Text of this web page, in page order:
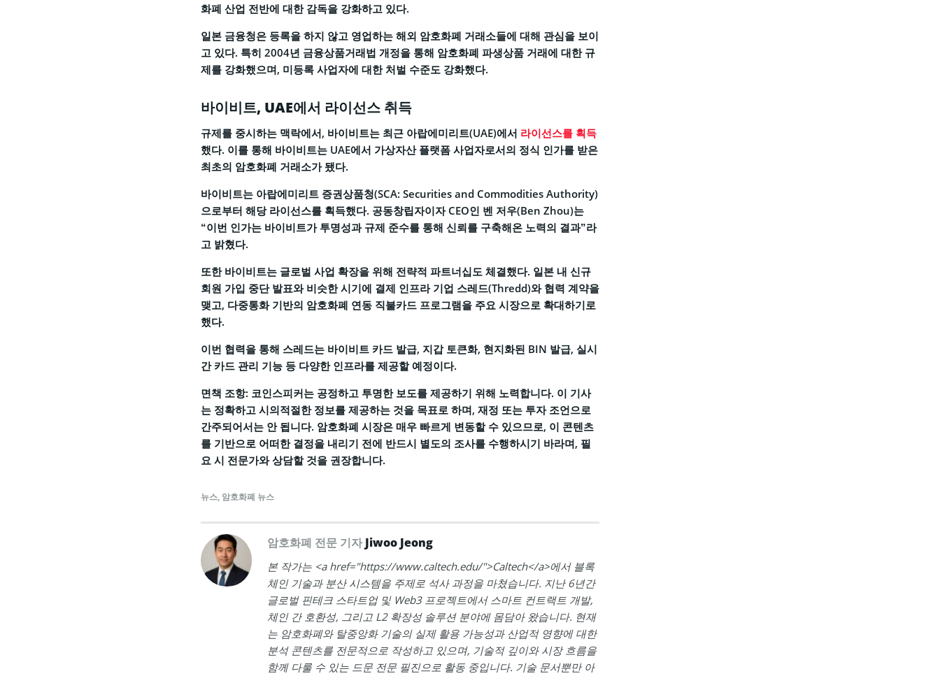
화폐 산업 전반에 대한 감독을 강화하고 있다.
일본 금융청은 등록을 하지 않고 영업하는 해외 암호화폐 거래소들에 대해 관심을 보이
고 있다. 특히 2004년 금융상품거래법 개정을 통해 암호화폐 파생상품 거래에 대한 규
제를 강화했으며, 미등록 사업자에 대한 처벌 수준도 강화했다.
바이비트, UAE에서 라이선스 취득
규제를 중시하는 맥락에서, 바이비트는 최근 아랍에미리트(UAE)에서 라이선스를 획득
했다. 이를 통해 바이비트는 UAE에서 가상자산 플랫폼 사업자로서의 정식 인가를 받은
최초의 암호화폐 거래소가 됐다.
바이비트는 아랍에미리트 증권상품청(SCA: Securities and Commodities Authority)
으로부터 해당 라이선스를 획득했다. 공동창립자이자 CEO인 벤 저우(Ben Zhou)는
“이번 인가는 바이비트가 투명성과 규제 준수를 통해 신뢰를 구축해온 노력의 결과”라
고 밝혔다.
또한 바이비트는 글로벌 사업 확장을 위해 전략적 파트너십도 체결했다. 일본 내 신규
회원 가입 중단 발표와 비슷한 시기에 결제 인프라 기업 스레드(Thredd)와 협력 계약을
맺고, 다중통화 기반의 암호화폐 연동 직불카드 프로그램을 주요 시장으로 확대하기로
했다.
이번 협력을 통해 스레드는 바이비트 카드 발급, 지갑 토큰화, 현지화된 BIN 발급, 실시
간 카드 관리 기능 등 다양한 인프라를 제공할 예정이다.
면책 조항: 코인스피커는 공정하고 투명한 보도를 제공하기 위해 노력합니다. 이 기사
는 정확하고 시의적절한 정보를 제공하는 것을 목표로 하며, 재정 또는 투자 조언으로
간주되어서는 안 됩니다. 암호화폐 시장은 매우 빠르게 변동할 수 있으므로, 이 콘텐츠
를 기반으로 어떠한 결정을 내리기 전에 반드시 별도의 조사를 수행하시기 바라며, 필
요 시 전문가와 상담할 것을 권장합니다.
뉴스, 암호화폐 뉴스
암호화폐 전문 기자Jiwoo Jeong
본 작가는 <a href="https://www.caltech.edu/">Caltech</a>에서 블록
체인 기술과 분산 시스템을 주제로 석사 과정을 마쳤습니다. 지난 6년간
글로벌 핀테크 스타트업 및 Web3 프로젝트에서 스마트 컨트랙트 개발,
체인 간 호환성, 그리고 L2 확장성 솔루션 분야에 몸담아 왔습니다. 현재
는 암호화폐와 탈중앙화 기술의 실제 활용 가능성과 산업적 영향에 대한
분석 콘텐츠를 전문적으로 작성하고 있으며, 기술적 깊이와 시장 흐름을
함께 다룰 수 있는 드문 전문 필진으로 활동 중입니다. 기술 문서뿐만 아